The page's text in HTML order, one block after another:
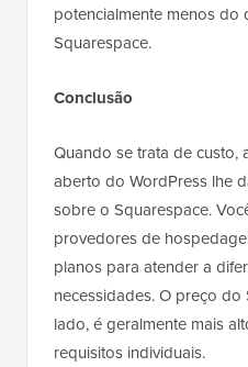
potencialmente menos do
Squarespace.
Conclusão
Quando se trata de custo,
aberto do WordPress lhe
sobre o Squarespace.
provedores de
planos para atender a
necessidades. O preço
lado, é geralmente mais
requisitos individuais.